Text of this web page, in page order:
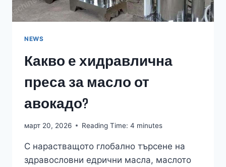
УВЕЛИЧИ
ПЕЧАЛБАТА?
NEWS
Какво е хидравлична
преса за масло от
авокадо?
март 20, 2026 Reading Time: 4 minutes
С нарастващото глобално търсене на
здравословни едрични масла, маслото